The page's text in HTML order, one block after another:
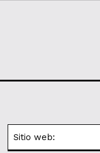
electrónico:*